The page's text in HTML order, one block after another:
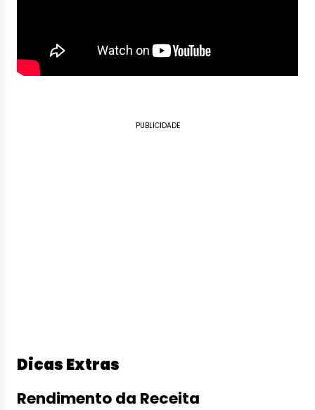
PUBLICIDADE
Dicas Extras
Rendimento da Receita